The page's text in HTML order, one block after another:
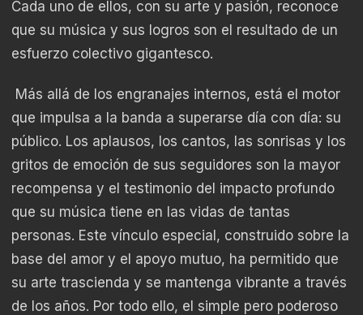
Cada uno de ellos, con su arte y pasión, reconoce
que su música y sus logros son el resultado de un
esfuerzo colectivo gigantesco.
Más allá de los engranajes internos, está el motor
que impulsa a la banda a superarse día con día: su
público. Los aplausos, los cantos, las sonrisas y los
gritos de emoción de sus seguidores son la mayor
recompensa y el testimonio del impacto profundo
que su música tiene en las vidas de tantas
personas. Este vínculo especial, construido sobre la
base del amor y el apoyo mutuo, ha permitido que
su arte trascienda y se mantenga vibrante a través
de los años. Por todo ello, el simple pero poderoso